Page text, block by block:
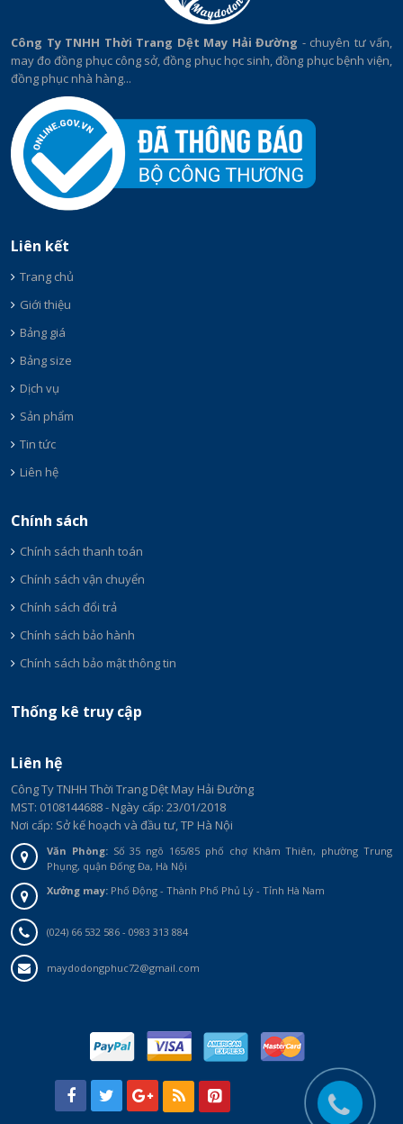
Công Ty TNHH Thời Trang Dệt May Hải Đường - chuyên tư vấn,
may đo đồng phục công sở, đồng phục học sinh, đồng phục bệnh viện,
đồng phục nhà hàng...
Liên kết
Trang chủ
Giới thiệu
Bảng giá
Bảng size
Dịch vụ
Sản phẩm
Tin tức
Liên hệ
Chính sách
Chính sách thanh toán
Chính sách vận chuyển
Chính sách đổi trả
Chính sách bảo hành
Chính sách bảo mật thông tin
Thống kê truy cập
Liên hệ
Công Ty TNHH Thời Trang Dệt May Hải Đường
MST: 0108144688 - Ngày cấp: 23/01/2018
Nơi cấp: Sở kế hoạch và đầu tư, TP Hà Nội
Văn Phòng: Số 35 ngõ 165/85 phố chợ Khâm Thiên, phường Trung
Phụng, quận Đống Đa, Hà Nội
Xưởng may: Phố Động - Thành Phố Phủ Lý - Tỉnh Hà Nam
(024) 66 532 586 - 0983 313 884
maydodongphuc72@gmail.com